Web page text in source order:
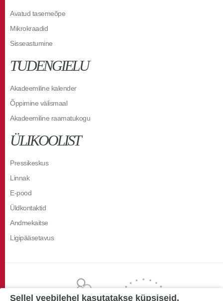
Avatud tasemeõpe
Mikrokraadid
Sisseastumine
TUDENGIELU
Akadeemiline kalender
Õppimine välismaal
Akadeemiline raamatukogu
ÜLIKOOLIST
Pressikeskus
Linnak
E-pood
Üldkontaktid
Andmekaitse
Ligipääsetavus
Sellel veebilehel kasutatakse küpsiseid.